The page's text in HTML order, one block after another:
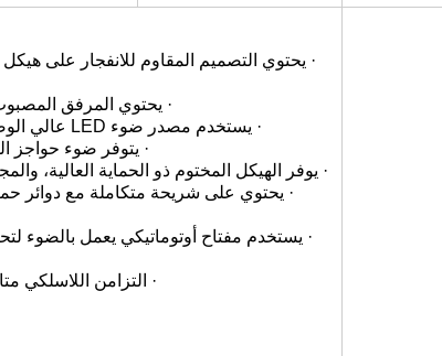
· يحتوي التصميم المقاوم للانفجار على
· يحتوي المرفق
· يستخدم مصدر ضوء LED عالي الوضوح، ويقدم استهلاك طاقة منخفض، ومدة خدمة طويلة، وخالي من الصيانة.
· يتوفر ضوء حواجز
· يوفر الهيكل المختوم ذو الحماية
· يستخدم مفتاح أوتوماتيكي يعمل بالضوء
· التزامن اللاسلكي